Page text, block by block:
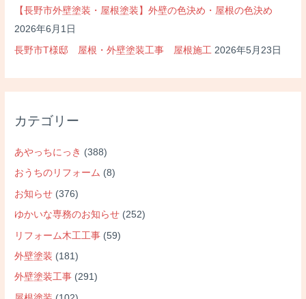
【長野市外壁塗装・屋根塗装】外壁の色決め・屋根の色決め
2026年6月1日
長野市T様邸 屋根・外壁塗装工事 屋根施工 2026年5月23日
カテゴリー
あやっちにっき (388)
おうちのリフォーム (8)
お知らせ (376)
ゆかいな専務のお知らせ (252)
リフォーム木工工事 (59)
外壁塗装 (181)
外壁塗装工事 (291)